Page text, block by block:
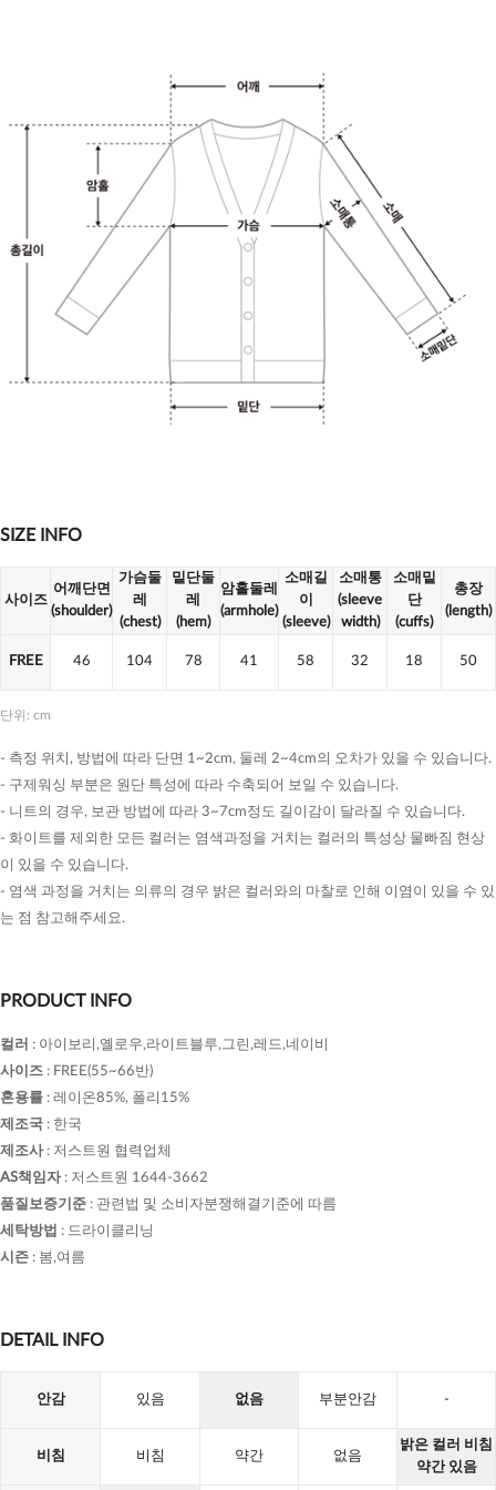
SIZE INFO
사이즈
어깨단면
(shoulder)
가슴둘
레
(chest)
밑단둘
레
(hem)
암홀둘레
(armhole)
소매길
이
(sleeve)
소매통
(sleeve
width)
소매밑
단
(cuffs)
총장
(length)
FREE 46 104 78 41 58 32 18 50
단위: cm
- 측정 위치, 방법에 따라 단면 1~2cm, 둘레 2~4cm의 오차가 있을 수 있습니다.
- 구제워싱 부분은 원단 특성에 따라 수축되어 보일 수 있습니다.
- 니트의 경우, 보관 방법에 따라 3~7cm정도 길이감이 달라질 수 있습니다.
- 화이트를 제외한 모든 컬러는 염색과정을 거치는 컬러의 특성상 물빠짐 현상
이 있을 수 있습니다.
- 염색 과정을 거치는 의류의 경우 밝은 컬러와의 마찰로 인해 이염이 있을 수 있
는 점 참고해주세요.
PRODUCT INFO
컬러 : 아이보리,옐로우,라이트블루,그린,레드,네이비
사이즈 : FREE(55~66반)
혼용률 : 레이온85%, 폴리15%
제조국 : 한국
제조사: 저스트원 협력업체
AS책임자: 저스트원 1644-3662
품질보증기준 : 관련법 및 소비자분쟁해결기준에 따름
세탁방법 : 드라이클리닝
시즌 : 봄,여름
DETAIL INFO
안감 있음 없음 부분안감 -
비침 비침 약간 없음
밝은 컬러 비침
약간 있음